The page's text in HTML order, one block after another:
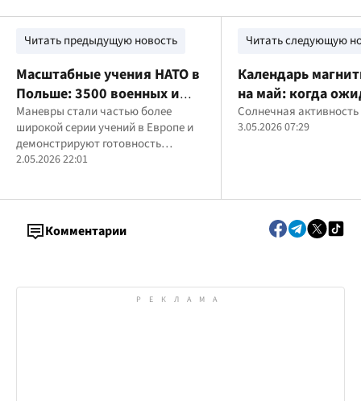
Читать предыдущую новость
Масштабные учения НАТО в
Польше: 3500 военных и
техника США отрабатывают
боевые сценарии
Маневры стали частью более
широкой серии учений в Европе и
демонстрируют готовность
Североатлантического союза к
2.05.2026 22:01
Читать следующую
Календарь
на май: когда
сильнейшие
колебания
Солнечная активность
3.05.2026 07:29
Комментарии